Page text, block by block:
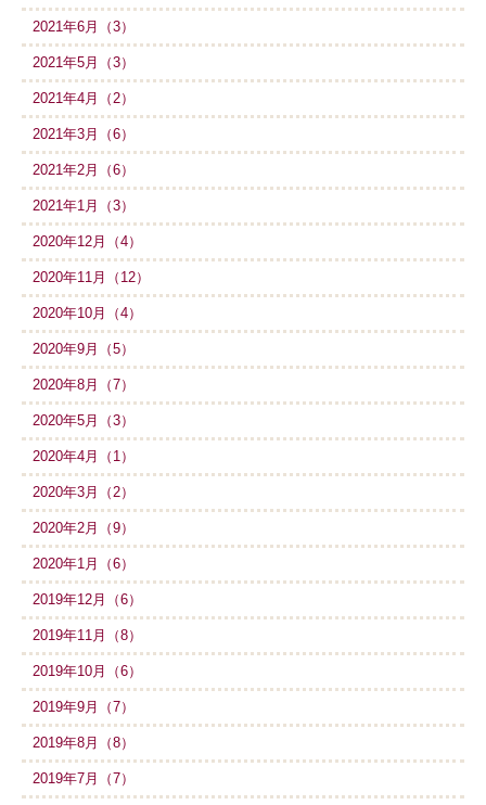
2021年6月（3）
2021年5月（3）
2021年4月（2）
2021年3月（6）
2021年2月（6）
2021年1月（3）
2020年12月（4）
2020年11月（12）
2020年10月（4）
2020年9月（5）
2020年8月（7）
2020年5月（3）
2020年4月（1）
2020年3月（2）
2020年2月（9）
2020年1月（6）
2019年12月（6）
2019年11月（8）
2019年10月（6）
2019年9月（7）
2019年8月（8）
2019年7月（7）